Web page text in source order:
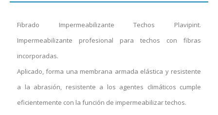
Fibrado Impermeabilizante Techos Plavipint.
Impermeabilizante profesional para techos con fibras
incorporadas.
Aplicado, forma una membrana armada elástica y resistente
a la abrasión, resistente a los agentes climáticos cumple
eficientemente con la función de impermeabilizar techos.